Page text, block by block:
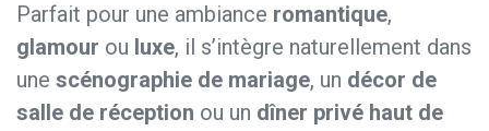
Parfait pour une ambiance romantique,
glamour ou luxe, il s’intègre naturellement dans
une scénographie de mariage, un décor de
salle de réception ou un dîner privé haut de